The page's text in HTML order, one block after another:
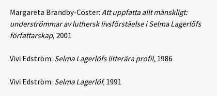
Margareta Brandby-Cöster: Att uppfatta allt mänskligt:
underströmmar av luthersk livsförståelse i Selma Lagerlöfs
författarskap, 2001
Vivi Edström: Selma Lagerlöfs litterära profil, 1986
Vivi Edström: Selma Lagerlöf, 1991